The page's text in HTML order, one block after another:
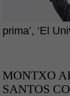
prima’, ‘El
MONTXO
SANTOS